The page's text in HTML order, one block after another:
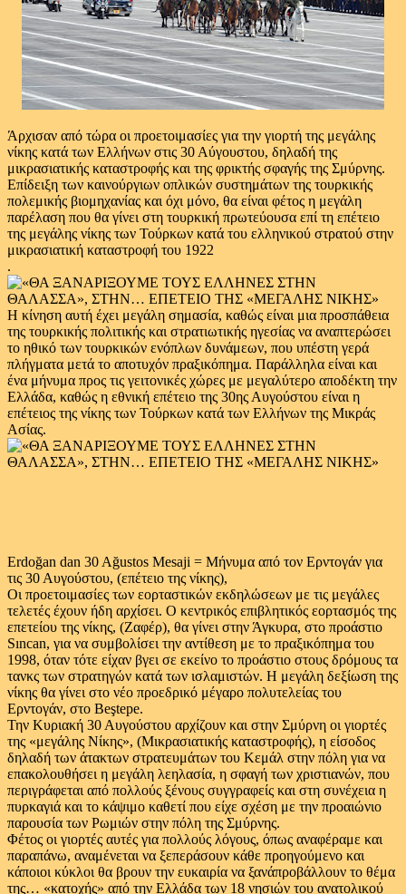
Άρχισαν από τώρα οι προετοιμασίες για την γιορτή της μεγάλης
νίκης κατά των Ελλήνων στις 30 Αύγουστου, δηλαδή της
μικρασιατικής καταστροφής και της φρικτής σφαγής της Σμύρνης.
Επίδειξη των καινούργιων οπλικών συστημάτων της τουρκικής
πολεμικής βιομηχανίας και όχι μόνο, θα είναι φέτος η μεγάλη
παρέλαση που θα γίνει στη τουρκική πρωτεύουσα επί τη επέτειο
της μεγάλης νίκης των Τούρκων κατά του ελληνικού στρατού στην
μικρασιατική καταστροφή του 1922
.
Η κίνηση αυτή έχει μεγάλη σημασία, καθώς είναι μια προσπάθεια
της τουρκικής πολιτικής και στρατιωτικής ηγεσίας να αναπτερώσει
το ηθικό των τουρκικών ενόπλων δυνάμεων, που υπέστη γερά
πλήγματα μετά το αποτυχόν πραξικόπημα. Παράλληλα είναι και
ένα μήνυμα προς τις γειτονικές χώρες με μεγαλύτερο αποδέκτη την
Ελλάδα, καθώς η εθνική επέτειο της 30ης Αυγούστου είναι η
επέτειος της νίκης των Τούρκων κατά των Ελλήνων της Μικράς
Ασίας.
Erdoğan dan 30 Ağustos Mesaji = Μήνυμα από τον Ερντογάν για
τις 30 Αυγούστου, (επέτειο της νίκης),
Οι προετοιμασίες των εορταστικών εκδηλώσεων με τις μεγάλες
τελετές έχουν ήδη αρχίσει. Ο κεντρικός επιβλητικός εορτασμός της
επετείου της νίκης, (Ζαφέρ), θα γίνει στην Άγκυρα, στο προάστιο
Sıncan, για να συμβολίσει την αντίθεση με το πραξικόπημα του
1998, όταν τότε είχαν βγει σε εκείνο το προάστιο στους δρόμους τα
τανκς των στρατηγών κατά των ισλαμιστών. Η μεγάλη δεξίωση της
νίκης θα γίνει στο νέο προεδρικό μέγαρο πολυτελείας του
Ερντογάν, στο Beştepe.
Την Κυριακή 30 Αυγούστου αρχίζουν και στην Σμύρνη οι γιορτές
της «μεγάλης Νίκης», (Μικρασιατικής καταστροφής), η είσοδος
δηλαδή των άτακτων στρατευμάτων του Κεμάλ στην πόλη για να
επακολουθήσει η μεγάλη λεηλασία, η σφαγή των χριστιανών, που
περιγράφεται από πολλούς ξένους συγγραφείς και στη συνέχεια η
πυρκαγιά και το κάψιμο καθετί που είχε σχέση με την προαιώνιο
παρουσία των Ρωμιών στην πόλη της Σμύρνης.
Φέτος οι γιορτές αυτές για πολλούς λόγους, όπως αναφέραμε και
παραπάνω, αναμένεται να ξεπεράσουν κάθε προηγούμενο και
κάποιοι κύκλοι θα βρουν την ευκαιρία να ξανάπροβάλλουν το θέμα
της… «κατοχής» από την Ελλάδα των 18 νησιών του ανατολικού